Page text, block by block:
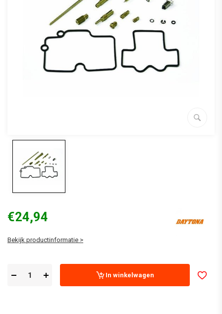
€24,94
Bekijk productinformatie >
In winkelwagen